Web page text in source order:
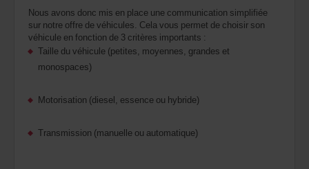
Nous avons donc mis en place une communication simplifiée
sur notre offre de véhicules. Cela vous permet de choisir son
véhicule en fonction de 3 critères importants :
Taille du véhicule (petites, moyennes, grandes et
monospaces)
Motorisation (diesel, essence ou hybride)
Transmission (manuelle ou automatique)